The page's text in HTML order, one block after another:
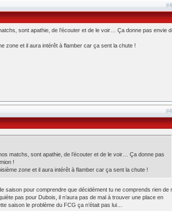
sont apathie, de l’écouter et de le voir… Ça donne pas envie
zone et il aura intérêt à flamber car ça sent la chute !
matchs, sont apathie, de l’écouter et de le voir… Ça donne pas
!
zone et il aura intérêt à flamber car ça sent la chute !
saison pour comprendre que décidément tu ne comprends rien de
pas pour Dubois, il n’aura pas de mal à trouver une place en
saison le problème du FCG ça n’était pas lui…